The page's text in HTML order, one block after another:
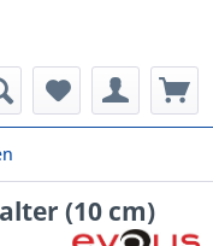
(10 cm)